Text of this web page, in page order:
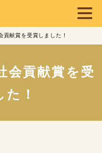
貢献賞を受賞しました！
会貢献賞を受
！